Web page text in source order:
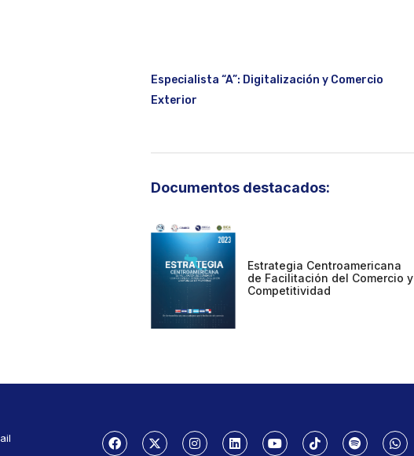
Especialista “A”: Digitalización y Comercio
Exterior
Documentos destacados:
Estrategia Centroamericana
de Facilitación del Comercio y
Competitividad